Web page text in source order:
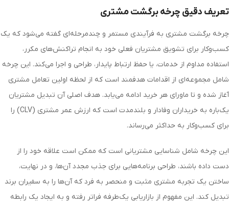
تعریف دقیق چرخه برگشت مشتری
چرخه برگشت مشتری به فرآیندی مستمر و چندمرحله‌ای گفته می‌شود که یک
کسب‌وکار برای تشویق مشتریان فعلی خود به انجام تراکنش‌های مکرر،
استفاده مداوم از خدمات، یا حفظ ارتباط پایدار، طراحی و اجرا می‌کند. این چرخه
شامل مجموعه‌ای از اقدامات هدفمند است که از لحظه اولین تعامل مشتری
آغاز شده و تا ماورای هر خرید ادامه می‌یابد. هدف اصلی آن تبدیل مشتریان
یک‌باره به خریداران وفادار و بلندمدت است که ارزش عمر مشتری (CLV) را
برای کسب‌وکار به حداکثر می‌رساند.
این چرخه شامل شناسایی مشتریانی است که ممکن است علاقه خود را از
دست داده باشند، طراحی برنامه‌هایی برای جذب مجدد آن‌ها، و در نهایت،
ساختن یک تجربه مشتری مثبت و منحصر به فرد که آن‌ها را به سفیران برند
تبدیل کند. این مفهوم از بازاریابی یک‌طرفه فراتر رفته و به ایجاد یک رابطه